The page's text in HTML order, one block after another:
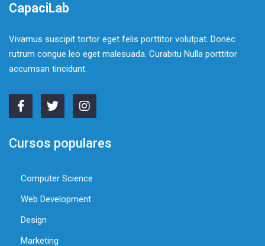
CapaciLab
Vivamus suscipit tortor eget felis porttitor volutpat. Donec
rutrum congue leo eget malesuada. Curabitu Nulla porttitor
accumsan tincidunt.
Cursos populares
Computer Science
Web Development
Design
Marketing